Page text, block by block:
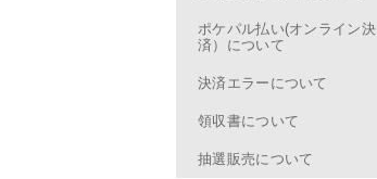
ポケパル払い(オンライン決
済）について
決済エラーについて
領収書について
抽選販売について